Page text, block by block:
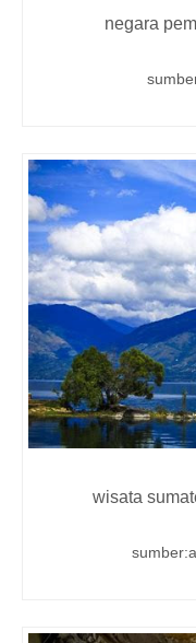
negara
wisata